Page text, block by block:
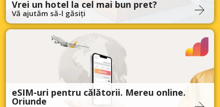
Vrei un hotel la cel mai bun pret?
Vă ajutăm să-l găsiți
eSIM-uri pentru călătorii. Mereu online.
Oriunde